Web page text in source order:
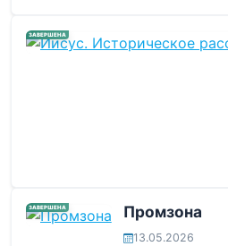
ЗАВЕРШЕНА
ЗАВЕРШЕНА Промзона
13.05.2026